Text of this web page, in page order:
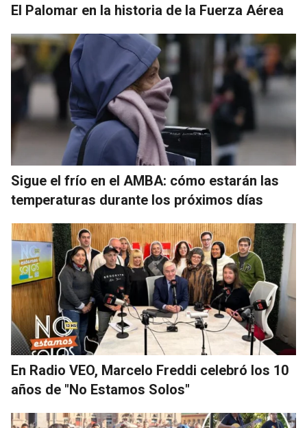
El Palomar en la historia de la Fuerza Aérea
Sigue el frío en el AMBA: cómo estarán las
temperaturas durante los próximos días
En Radio VEO, Marcelo Freddi celebró los 10
años de "No Estamos Solos"